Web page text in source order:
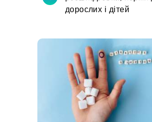
дорослих і дітей